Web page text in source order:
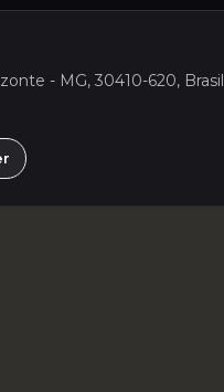
- MG, 30410-620, Brasil